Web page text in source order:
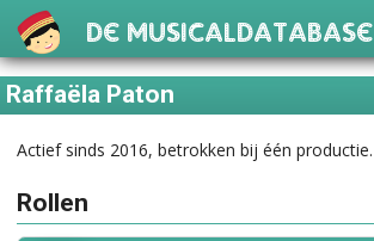
De Musicaldatabase
Raffaëla Paton
Actief sinds 2016, betrokken bij één productie.
Rollen